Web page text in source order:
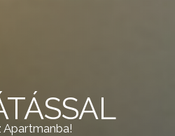
Apartmanba!